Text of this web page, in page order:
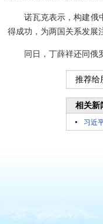
诺瓦克表示，构建俄
得成功，为两国关系发展
同日，丁薛祥还同俄
推荐给
相关新
习近